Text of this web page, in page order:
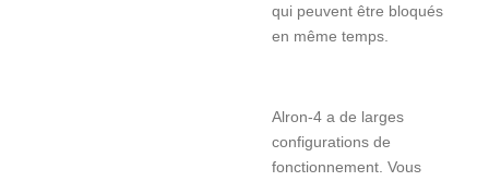
qui peuvent être bloqués
en même temps.
Alron-4 a de larges
configurations de
fonctionnement. Vous